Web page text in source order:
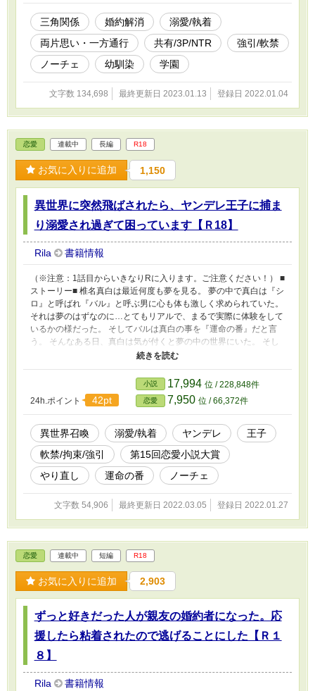
に言えば二人から愛される話になります。 ＊＊補足説明＊＊ R18
作品になりますのでご注意ください。 基本的に前戯～本番に
※（キスや軽いスキンシップには付けていません） １０万字を超
えたため短編→長編に変更しました。
三角関係 婚約解消
溺愛/執着
両片思い・一方通行
共有/3P/NTR
強引/軟禁
ノーチェ
幼馴染 学園
文字数 134,698 最終更新日 2023.01.13 登録日 2022.01.04
恋愛 連載中 長編 R18
お気に入りに追加 1,150
異世界に突然飛ばされたら、ヤンデレ王子に捕ま
り溺愛され過ぎて困っています【Ｒ18】
Rila 書籍情報
（※注意：1話目からいきなりRに入ります。ご注意ください！） ■
ストーリー■ 椎名真白は最近何度も夢を見る。 夢の中で真白は『シ
ロ』と呼ばれ『バル』と呼ぶ男に心も体も激しく求められていた。
それは夢のはずなのに…とてもリアルで、まるで実際に体験をして
いるかの様だった。 そしてバルは真白の事を『運命の番』だと言
う。 そんなある日、真白は気が付くと夢の中の世界にいた。 そし
てバルと出会う。 そこで出会ったバルはバルハルト・エグナー・
エーレンベルクと名乗り、この国の第三王子だと言う。 夢の中だ
からと軽い気持ちでバルに抱かれてしまう。 しかしそれは夢では
なく現実であり、バル本人が真白をこの世界に呼び寄せた様だっ
た。 優しいバルに惹かれていく真白だったが、バルは本性を少し
ずつ見せ始めていく…。 ＊＊こちらの作品は前作の改稿版になり
ます＊＊ 旧タイトル『異世界に突然飛ばされ、助けてくれた王子
に溺愛されすぎて困っています』 前作の内容が余りにも酷すぎた
ため全文書き直すことにしました。 ストーリーは内容を大幅に変
えてあります。 前作は短編で4万文字程度の作品でしたが、改稿版
は長編を予定しています。 同じタイトルにしようと思ったのです
が少し内容が変わったので変更しました。 ＊＊補足説明＊＊ R18
作品になります。ご注意ください。 基本的に前戯～本番※（キス
や軽いスキンシップにはいれていません） 毎回Rに入るのが遅くな
ってしまう為、今回は1話目からR話を入れてみました。 全体的に
R多め、強引多めです。 前半甘々、後半シリアス要素などが入って
きます。 ヤンデレが苦手な方はご注意ください。（ヤンデレを発
揮するのは後半になります） 恋愛小説大賞参加作品になります。
24h.ポイント 42pt
小説 17,994 位 / 228,848件
恋愛 7,950 位 / 66,372件
異世界召喚 溺愛/執着 ヤンデレ
王子
軟禁/拘束/強引
第15回恋愛小説大賞
やり直し
運命の番 ノーチェ
文字数 54,906 最終更新日 2022.03.05 登録日 2022.01.27
恋愛 連載中 短編 R18
お気に入りに追加 2,903
ずっと好きだった人が親友の婚約者になった。応
援したら粘着されたので逃げることにした【Ｒ１
８】
Rila 書籍情報